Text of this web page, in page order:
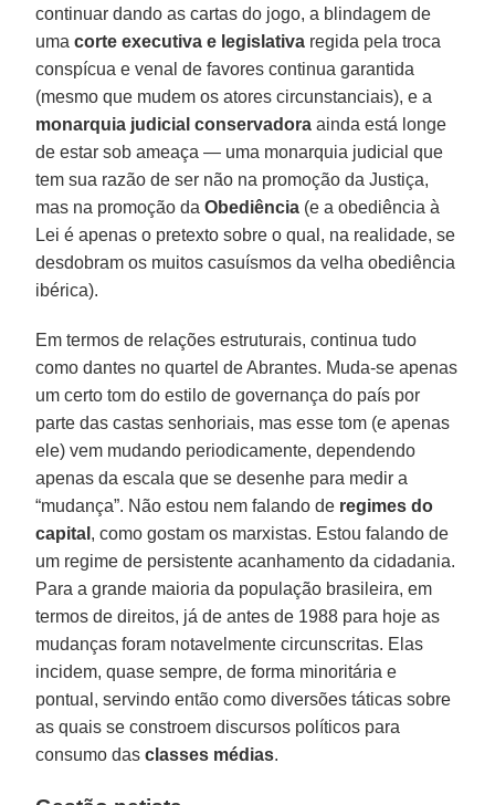
continuar dando as cartas do jogo, a blindagem de
umacorte executiva e legislativa regida pela troca
conspícua e venal de favores continua garantida
(mesmo que mudem os atores circunstanciais), e a
monarquia judicial conservadora ainda está longe
de estar sob ameaça ― uma monarquia judicial que
tem sua razão de ser não na promoção da Justiça,
mas na promoção daObediência (e a obediência à
Lei é apenas o pretexto sobre o qual, na realidade, se
desdobram os muitos casuísmos da velha obediência
ibérica).
Em termos de relações estruturais, continua tudo
como dantes no quartel de Abrantes. Muda-se apenas
um certo tom do estilo de governança do país por
parte das castas senhoriais, mas esse tom (e apenas
ele) vem mudando periodicamente, dependendo
apenas da escala que se desenhe para medir a
“mudança”. Não estou nem falando de regimes do
capital , como gostam os marxistas. Estou falando de
um regime de persistente acanhamento da cidadania.
Para a grande maioria da população brasileira, em
termos de direitos, já de antes de 1988 para hoje as
mudanças foram notavelmente circunscritas. Elas
incidem, quase sempre, de forma minoritária e
pontual, servindo então como diversões táticas sobre
as quais se constroem discursos políticos para
consumo dasclasses médias.